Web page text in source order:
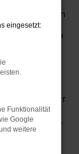
zuverlässigen
Autohaus in
für Sie da
die
Der
Ausstattung,
und eine
eingesetzt:
Funktionalität
Google
weitere